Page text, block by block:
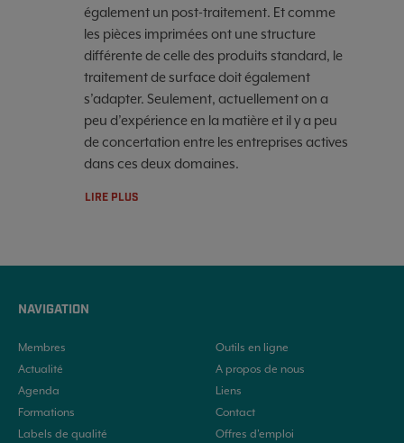
également un post-traitement. Et comme
les pièces imprimées ont une structure
différente de celle des produits standard, le
traitement de surface doit également
s’adapter. Seulement, actuellement on a
peu d’expérience en la matière et il y a peu
de concertation entre les entreprises actives
dans ces deux domaines.
LIRE PLUS
NAVIGATION
Membres
Actualité
Agenda
Formations
Labels de qualité
Outils en ligne
A propos de nous
Liens
Contact
Offres d'emploi